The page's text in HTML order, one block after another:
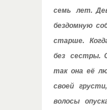
семь лет.
бездомную
старше.
без сестры.
так она её
своей
волосы